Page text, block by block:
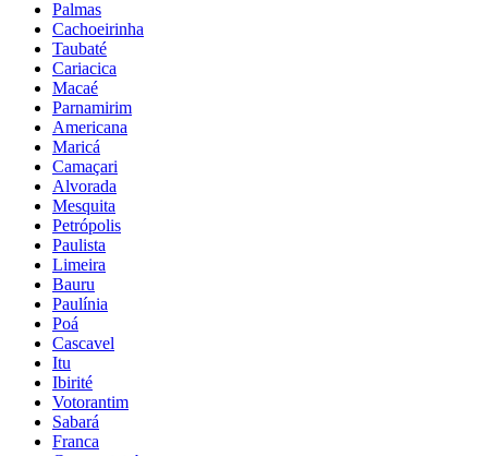
Palmas
Cachoeirinha
Taubaté
Cariacica
Macaé
Parnamirim
Americana
Maricá
Camaçari
Alvorada
Mesquita
Petrópolis
Paulista
Limeira
Bauru
Paulínia
Poá
Cascavel
Itu
Ibirité
Votorantim
Sabará
Franca